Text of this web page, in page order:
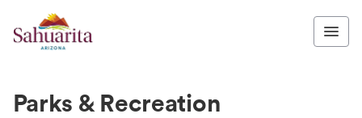
Parks & Recreation